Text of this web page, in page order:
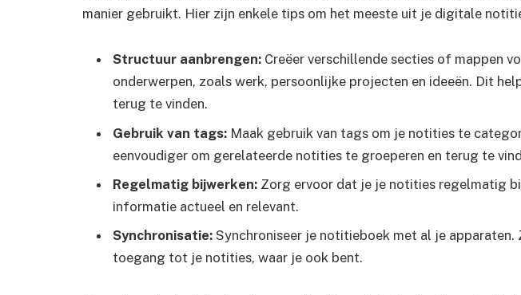
manier gebruikt. Hier zijn enkele tips om het meeste uit je digitale
Structuur aanbrengen: Creëer verschillende secties of mappen
onderwerpen, zoals werk, persoonlijke projecten en ideeën. Dit
terug te vinden.
Gebruik van tags: Maak gebruik van tags om je notities te
eenvoudiger om gerelateerde notities te groeperen en terug te
Regelmatig bijwerken: Zorg ervoor dat je je notities regelmatig
informatie actueel en relevant.
Synchronisatie: Synchroniseer je notitieboek met al je apparaten.
toegang tot je notities, waar je ook bent.